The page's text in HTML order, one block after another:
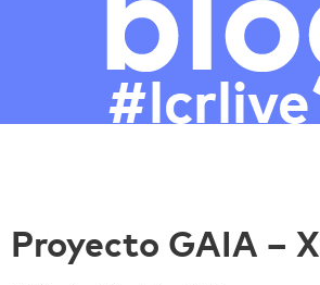
Proyecto GAIA – X